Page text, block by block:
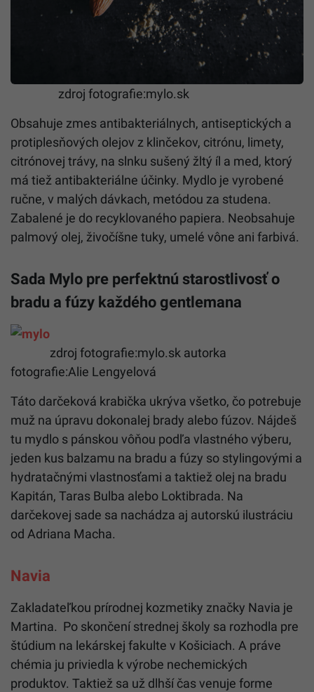
zdroj fotografie:mylo.sk
Obsahuje zmes antibakteriálnych, antiseptických a
protiplesňových olejov z klinčekov, citrónu, limety,
citrónovej trávy, na slnku sušený žltý íl a med, ktorý
má tiež antibakteriálne účinky. Mydlo je vyrobené
ručne, v malých dávkach, metódou za studena.
Zabalené je do recyklovaného papiera. Neobsahuje
palmový olej, živočíšne tuky, umelé vône ani farbivá.
Sada Mylo pre perfektnú starostlivosť o
bradu a fúzy každého gentlemana
zdroj fotografie:mylo.sk autorka
fotografie:Alie Lengyelová
Táto darčeková krabička ukrýva všetko, čo potrebuje
muž na úpravu dokonalej brady alebo fúzov. Nájdeš
tu mydlo s pánskou vôňou podľa vlastného výberu,
jeden kus balzamu na bradu a fúzy so stylingovými a
hydratačnými vlastnosťami a taktiež olej na bradu
Kapitán, Taras Bulba alebo Loktibrada. Na
darčekovej sade sa nachádza aj autorskú ilustráciu
od Adriana Macha.
Navia
Zakladateľkou prírodnej kozmetiky značky Navia je
Martina. Po skončení strednej školy sa rozhodla pre
štúdium na lekárskej fakulte v Košiciach. A práve
chémia ju priviedla k výrobe nechemických
produktov. Taktiež sa už dlhší čas venuje forme